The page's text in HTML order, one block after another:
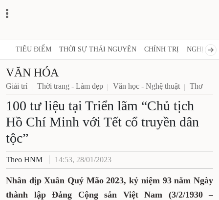
TIÊU ĐIỂM THỜI SỰ THÁI NGUYÊN CHÍNH TRỊ NGHỊ
VĂN HÓA
Giải trí Thời trang - Làm đẹp Văn học - Nghệ thuật Thơ
100 tư liệu tại Triển lãm “Chủ tịch
Hồ Chí Minh với Tết cổ truyền dân
tộc”
Theo HNM 14:53, 28/01/2023
Nhân dịp Xuân Quý Mão 2023, kỷ niệm 93 năm Ngày
thành lập Đảng Cộng sản Việt Nam (3/2/1930 –